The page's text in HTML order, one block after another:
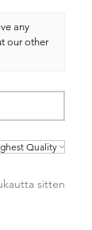
any
our other
sitten